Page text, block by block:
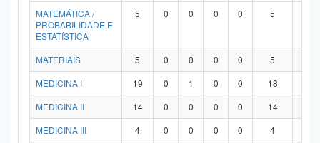
MATEMÁTICA /
PROBABILIDADE E
ESTATÍSTICA
5 0 0 0 0 5
MATERIAIS 5 0 0 0 0 5
MEDICINA I
19 0 1 0 0 18
MEDICINA II
14 0 0 0 0 14
MEDICINA III
4 0 0 0 0 4